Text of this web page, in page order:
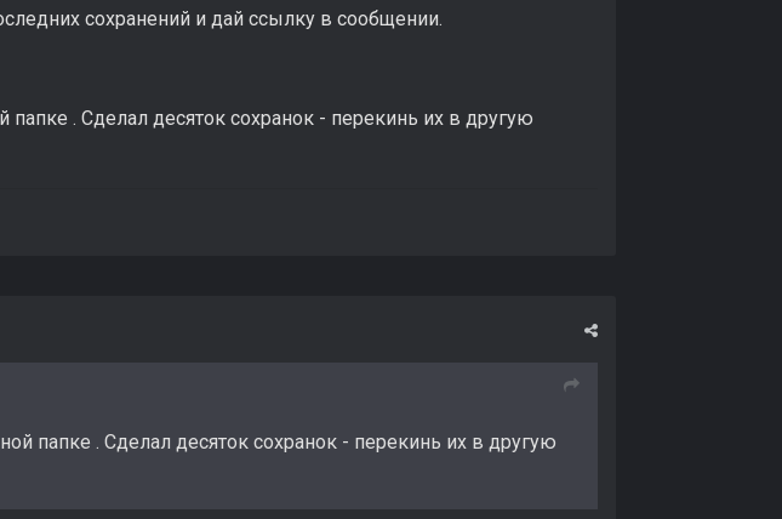
сохранений и дай ссылку в сообщении.
. Сделал десяток сохранок - перекинь их в другую
папке . Сделал десяток сохранок - перекинь их в другую